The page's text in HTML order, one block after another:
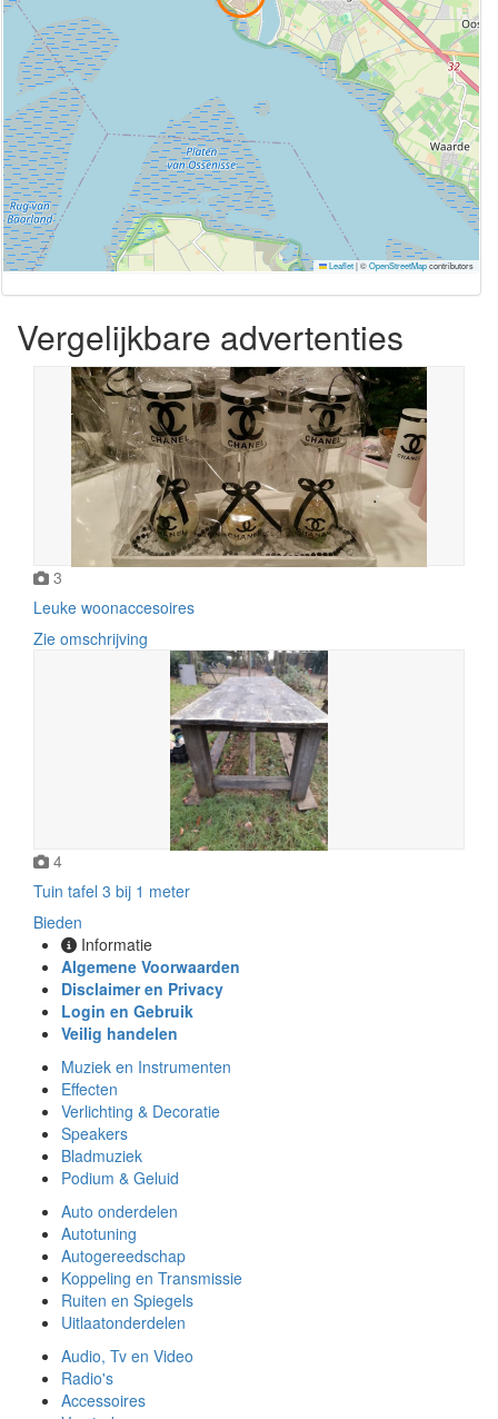
Leaflet|©OpenStreetMapcontributors
Vergelijkbare advertenties
3
Leuke woonaccesoires
Zie omschrijving
4
Tuin tafel 3 bij 1 meter
Bieden
Informatie
Algemene Voorwaarden
Disclaimer en Privacy
Login en Gebruik
Veilig handelen
Muziek en Instrumenten
Effecten
Verlichting & Decoratie
Speakers
Bladmuziek
Podium & Geluid
Auto onderdelen
Autotuning
Autogereedschap
Koppeling en Transmissie
Ruiten en Spiegels
Uitlaatonderdelen
Audio, Tv en Video
Radio's
Accessoires